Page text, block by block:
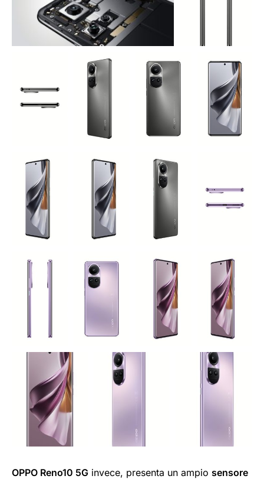
OPPO Reno10 5G invece, presenta un ampio sensore